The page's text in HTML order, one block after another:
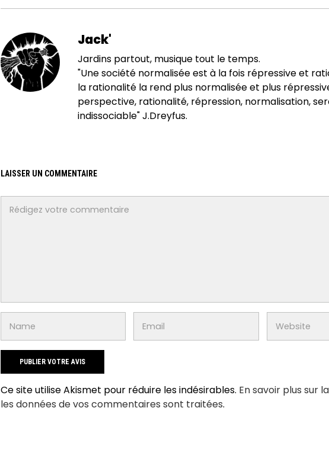
Jack'
Jardins partout, musique tout le temps.
"Une société normalisée est à la fois répressive et
la rationalité la rend plus normalisée et plus
perspective, rationalité, répression, normalisation,
indissociable" J.Dreyfus.
LAISSER UN COMMENTAIRE
Ce site utilise Akismet pour réduire les indésirables. En savoir plus sur
les données de vos commentaires sont traitées.